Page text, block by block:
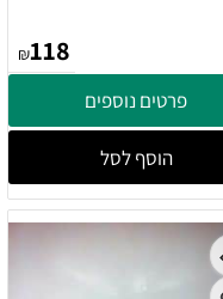
₪118
פרטים נוספים
הוסף לסל